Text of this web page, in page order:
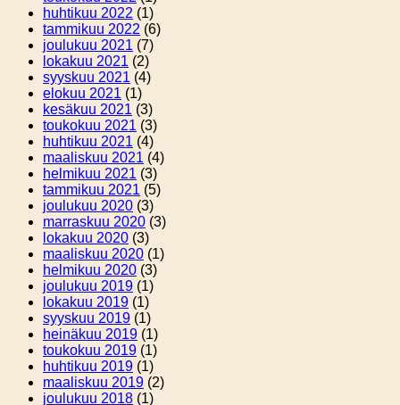
huhtikuu 2022 (1)
tammikuu 2022 (6)
joulukuu 2021 (7)
lokakuu 2021 (2)
syyskuu 2021 (4)
elokuu 2021 (1)
kesäkuu 2021 (3)
toukokuu 2021 (3)
huhtikuu 2021 (4)
maaliskuu 2021 (4)
helmikuu 2021 (3)
tammikuu 2021 (5)
joulukuu 2020 (3)
marraskuu 2020 (3)
lokakuu 2020 (3)
maaliskuu 2020 (1)
helmikuu 2020 (3)
joulukuu 2019 (1)
lokakuu 2019 (1)
syyskuu 2019 (1)
heinäkuu 2019 (1)
toukokuu 2019 (1)
huhtikuu 2019 (1)
maaliskuu 2019 (2)
joulukuu 2018 (1)